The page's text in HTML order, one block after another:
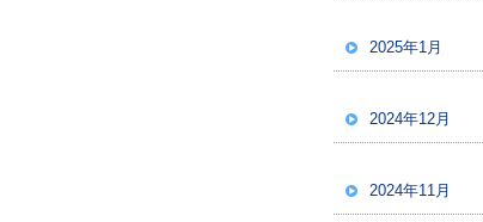
2025年1月
2024年12月
2024年11月